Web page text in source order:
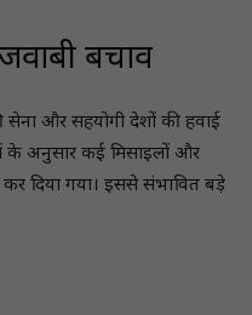
बचाव
और सहयोगी देशों की हवाई
के अनुसार कई मिसाइलों और
दिया गया। इससे संभावित बड़े